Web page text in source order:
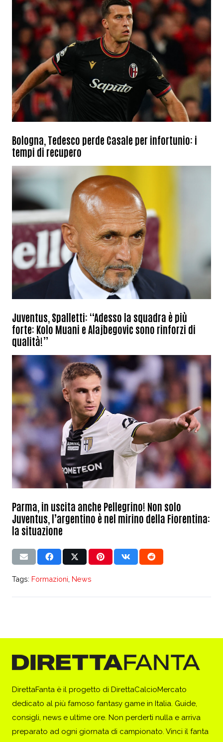
Bologna, Tedesco perde Casale per infortunio: i
tempi di recupero
Juventus, Spalletti: “Adesso la squadra è più
forte: Kolo Muani e Alajbegovic sono rinforzi di
qualità!”
Parma, in uscita anche Pellegrino! Non solo
Juventus, l’argentino è nel mirino della Fiorentina:
la situazione
Tags: Formazioni News
DirettaFanta è il progetto di DirettaCalcioMercato
dedicato al più famoso fantasy game in Italia. Guide,
consigli, news e ultime ore. Non perderti nulla e arriva
preparato ad ogni giornata di campionato. Vinci il fanta